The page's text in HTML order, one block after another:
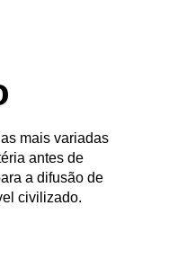
mais variadas
antes de
a difusão de
civilizado.